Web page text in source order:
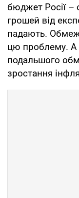
бюджет Росії –
грошей від
падають.
цю проблему. А
подальшого
зростання